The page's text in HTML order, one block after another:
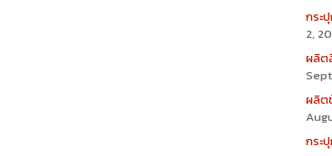
กระ
2,
ผลิต
ผลิต
กระ